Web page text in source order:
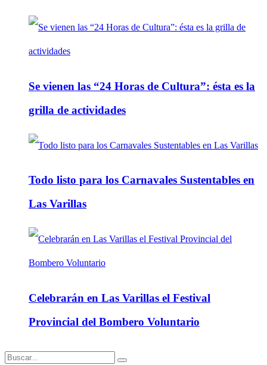
Se vienen las “24 Horas de Cultura”: ésta es la
grilla de actividades
Todo listo para los Carnavales Sustentables en
Las Varillas
Celebrarán en Las Varillas el Festival
Provincial del Bombero Voluntario